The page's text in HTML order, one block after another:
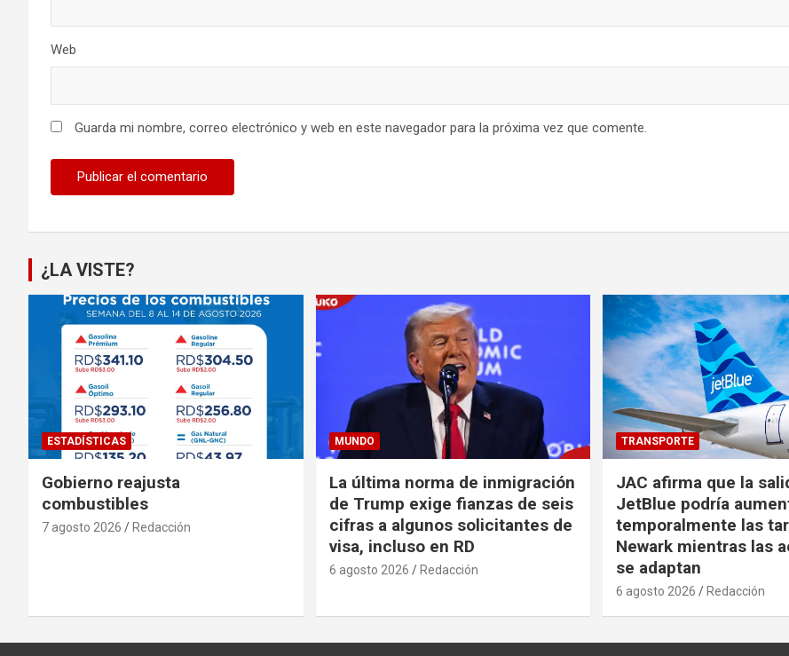
Web
Guarda mi nombre, correo electrónico y web en este navegador para la próxima vez que comente.
¿LA VISTE?
ESTADÍSTICAS
Gobierno reajusta
combustibles
7 agosto 2026 Redacción
MUNDO
La última norma de inmigración
de Trump exige fianzas de seis
cifras a algunos solicitantes de
visa, incluso en RD
6 agosto 2026 Redacción
TRANSPORTE
JAC afirma que la
JetBlue podría
temporalmente las
Newark mientras las
se adaptan
6 agosto 2026 Redacción